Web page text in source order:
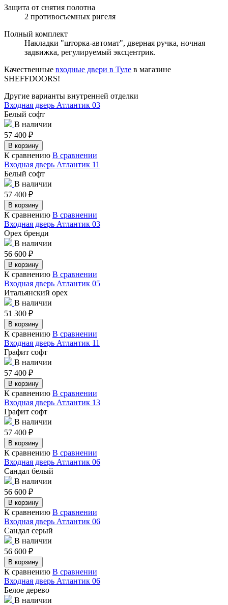
Защита от снятия полотна
2 противосъемных ригеля
Полный комплект
Накладки "шторка-автомат", дверная ручка, ночная
задвижка, регулируемый эксцентрик.
Качественные входные двери в Туле в магазине
SHEFFDOORS!
Другие варианты внутренней отделки
Входная дверь Атлантик 03
Белый софт
В наличии
57 400 ₽
В корзину
К сравнению В сравнении
Входная дверь Атлантик 11
Белый софт
В наличии
57 400 ₽
В корзину
К сравнению В сравнении
Входная дверь Атлантик 03
Орех бренди
В наличии
56 600 ₽
В корзину
К сравнению В сравнении
Входная дверь Атлантик 05
Итальянский орех
В наличии
51 300 ₽
В корзину
К сравнению В сравнении
Входная дверь Атлантик 11
Графит софт
В наличии
57 400 ₽
В корзину
К сравнению В сравнении
Входная дверь Атлантик 13
Графит софт
В наличии
57 400 ₽
В корзину
К сравнению В сравнении
Входная дверь Атлантик 06
Сандал белый
В наличии
56 600 ₽
В корзину
К сравнению В сравнении
Входная дверь Атлантик 06
Сандал серый
В наличии
56 600 ₽
В корзину
К сравнению В сравнении
Входная дверь Атлантик 06
Белое дерево
В наличии